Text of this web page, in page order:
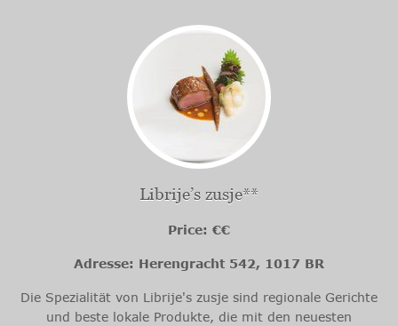
Librije’s zusje**
Price: €€
Adresse: Herengracht 542, 1017 BR
Die Spezialität von Librije's zusje sind regionale Gerichte
und beste lokale Produkte, die mit den neuesten